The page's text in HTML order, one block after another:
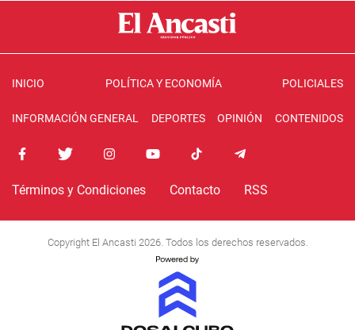
INICIO POLÍTICA Y ECONOMÍA POLICIALES
INFORMACIÓN GENERAL DEPORTES OPINIÓN CONTENIDOS
Términos y Condiciones Contacto RSS
Copyright El Ancasti 2026. Todos los derechos reservados.